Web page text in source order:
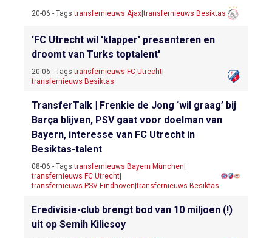
20-06 - Tags:transfernieuws Ajax|transfernieuws Besiktas
'FC Utrecht wil 'klapper' presenteren en
droomt van Turks toptalent'
20-06 - Tags:transfernieuws FC Utrecht
transfernieuws Besiktas
TransferTalk | Frenkie de Jong ‘wil graag’ bij
Barça blijven, PSV gaat voor doelman van
Bayern, interesse van FC Utrecht in
Besiktas-talent
08-06 - Tags:transfernieuws Bayern München
transfernieuws FC Utrecht
transfernieuws PSV Eindhoven |transfernieuws Besiktas
Eredivisie-club brengt bod van 10 miljoen (!)
uit op Semih Kilicsoy